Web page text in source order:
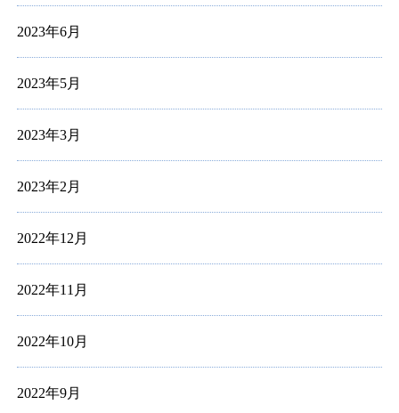
2023年6月
2023年5月
2023年3月
2023年2月
2022年12月
2022年11月
2022年10月
2022年9月